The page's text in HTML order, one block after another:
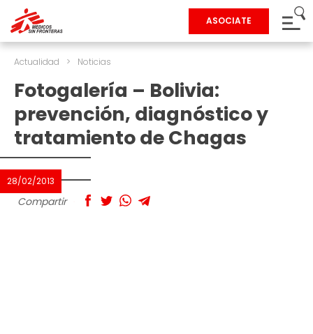
ASOCIATE
Actualidad > Noticias
Fotogalería – Bolivia:
prevención, diagnóstico y
tratamiento de Chagas
28/02/2013
Compartir